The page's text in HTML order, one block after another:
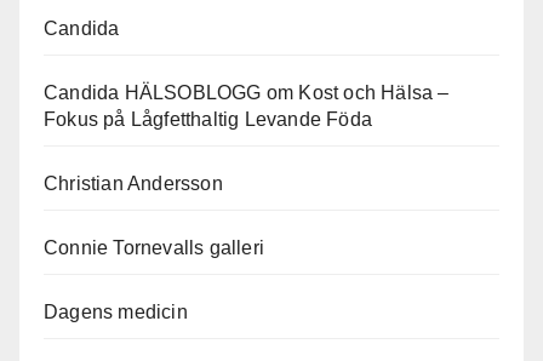
Candida
Candida HÄLSOBLOGG om Kost och Hälsa –
Fokus på Lågfetthaltig Levande Föda
Christian Andersson
Connie Tornevalls galleri
Dagens medicin